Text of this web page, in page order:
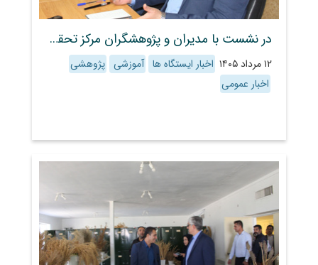
در نشست با مدیران و پژوهشگران مرکز تحقیقات و آموزش کشاورزی و منابع طبیعی استان فارس، راهکارهای تقویت پژوهش‌های کاربردی و افزایش بهره‌وری بخش کشاورزی بررسی شد
۱۲ مرداد ۱۴۰۵ اخبار ایستگاه ها آموزشی پژوهشی
اخبار عمومی